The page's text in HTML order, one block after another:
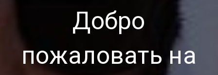
Добро
пожаловать на